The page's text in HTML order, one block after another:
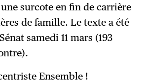
surcote en fin de carrière
de famille. Le texte a été
samedi 11 mars (193
Ensemble !